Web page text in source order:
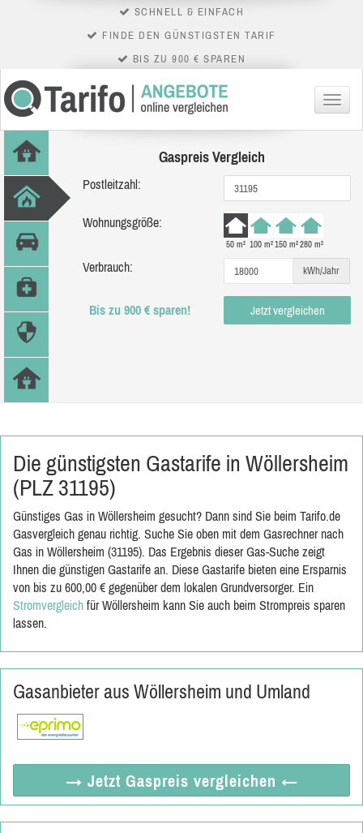
SCHNELL & EINFACH
FINDE DEN GÜNSTIGSTEN TARIF
BIS ZU 900 € SPAREN
Menü
Gaspreis Vergleich
Postleitzahl:
Wohnungsgröße:
50 m² 100 m²150 m²280 m²
Verbrauch: kWh/Jahr
Bis zu 900 € sparen! Jetzt vergleichen
Die günstigsten Gastarife in Wöllersheim
(PLZ 31195)
Günstiges Gas in Wöllersheim gesucht? Dann sind Sie beim Tarifo.de
Gasvergleich genau richtig. Suche Sie oben mit dem Gasrechner nach
Gas in Wöllersheim (31195). Das Ergebnis dieser Gas-Suche zeigt
Ihnen die günstigen Gastarife an. Diese Gastarife bieten eine Ersparnis
von bis zu 600,00 € gegenüber dem lokalen Grundversorger. Ein
Stromvergleich für Wöllersheim kann Sie auch beim Strompreis sparen
lassen.
Gasanbieter aus Wöllersheim und Umland
→ Jetzt Gaspreis vergleichen ←